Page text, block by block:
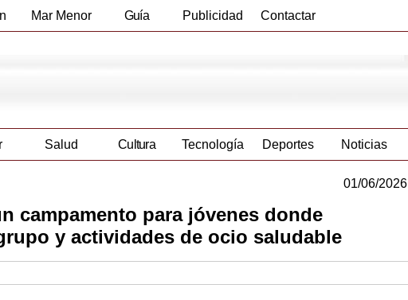
Mar Menor Guía Publicidad Contactar
Salud Cultura Tecnología Deportes Noticias
01/06/2026
campamento para jóvenes donde
y actividades de ocio saludable